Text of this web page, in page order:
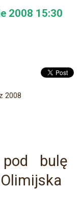
2008 15:30
bulę